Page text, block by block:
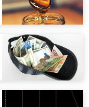
לכל
אחרית